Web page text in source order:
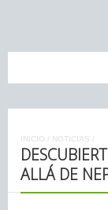
INICIO / NOTICIAS /
ALLÁ DE